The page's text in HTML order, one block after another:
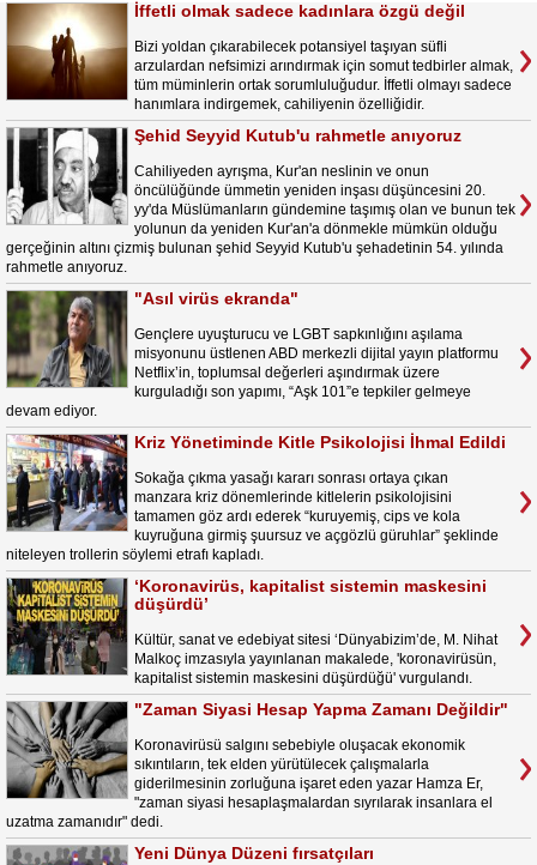
İffetli olmak sadece kadınlara özgü değil
Bizi yoldan çıkarabilecek potansiyel taşıyan süfli
arzulardan nefsimizi arındırmak için somut tedbirler almak,
tüm müminlerin ortak sorumluluğudur. İffetli olmayı sadece
hanımlara indirgemek, cahiliyenin özelliğidir.
Şehid Seyyid Kutub'u rahmetle anıyoruz
Cahiliyeden ayrışma, Kur'an neslinin ve onun
öncülüğünde ümmetin yeniden inşası düşüncesini 20.
yy'da Müslümanların gündemine taşımış olan ve bunun tek
yolunun da yeniden Kur'an'a dönmekle mümkün olduğu
gerçeğinin altını çizmiş bulunan şehid Seyyid Kutub'u şehadetinin 54. yılında
rahmetle anıyoruz.
"Asıl virüs ekranda"
Gençlere uyuşturucu ve LGBT sapkınlığını aşılama
misyonunu üstlenen ABD merkezli dijital yayın platformu
Netflix’in, toplumsal değerleri aşındırmak üzere
kurguladığı son yapımı, “Aşk 101”e tepkiler gelmeye
devam ediyor.
Kriz Yönetiminde Kitle Psikolojisi İhmal Edildi
Sokağa çıkma yasağı kararı sonrası ortaya çıkan
manzara kriz dönemlerinde kitlelerin psikolojisini
tamamen göz ardı ederek “kuruyemiş, cips ve kola
kuyruğuna girmiş şuursuz ve açgözlü güruhlar” şeklinde
niteleyen trollerin söylemi etrafı kapladı.
‘Koronavirüs, kapitalist sistemin maskesini
düşürdü’
Kültür, sanat ve edebiyat sitesi ‘Dünyabizim’de, M. Nihat
Malkoç imzasıyla yayınlanan makalede, 'koronavirüsün,
kapitalist sistemin maskesini düşürdüğü' vurgulandı.
"Zaman Siyasi Hesap Yapma Zamanı Değildir"
Koronavirüsü salgını sebebiyle oluşacak ekonomik
sıkıntıların, tek elden yürütülecek çalışmalarla
giderilmesinin zorluğuna işaret eden yazar Hamza Er,
"zaman siyasi hesaplaşmalardan sıyrılarak insanlara el
uzatma zamanıdır" dedi.
Yeni Dünya Düzeni fırsatçıları